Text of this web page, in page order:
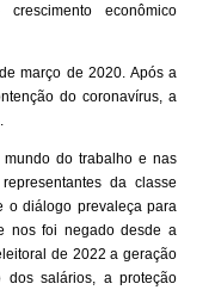
econômico
março de 2020. Após a
do coronavírus, a
do trabalho e nas
da classe
o diálogo prevaleça para
nos foi negado desde a
de 2022 a geração
dos salários, a proteção